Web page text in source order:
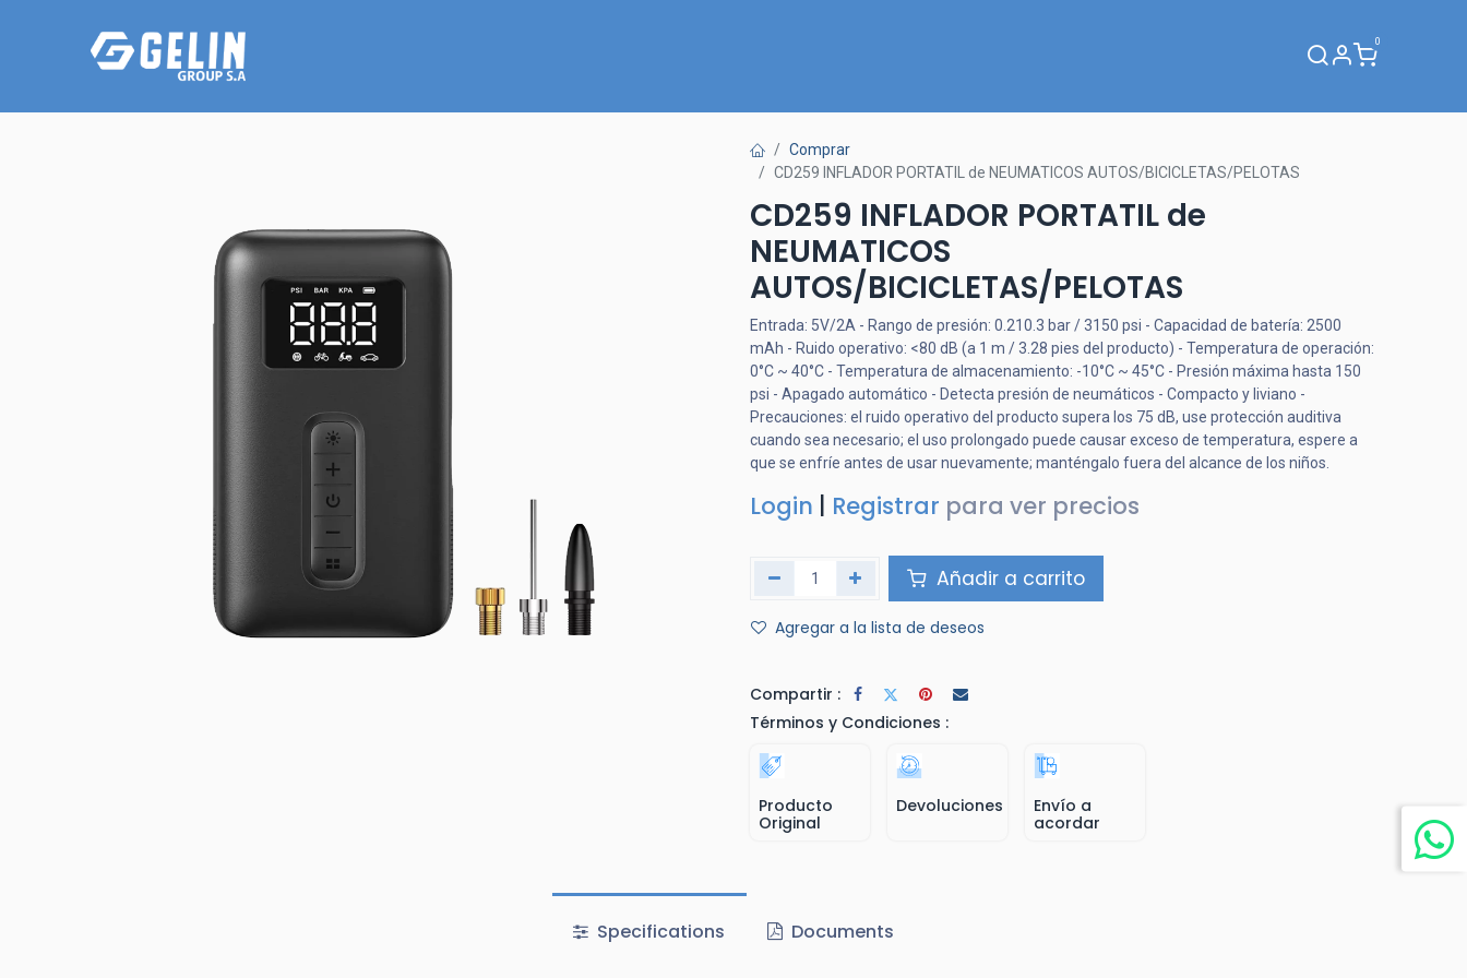
0
Comprar
CD259 INFLADOR PORTATIL de NEUMATICOS AUTOS/BICICLETAS/PELOTAS
CD259 INFLADOR PORTATIL de
NEUMATICOS
AUTOS/BICICLETAS/PELOTAS
Entrada: 5V/2A - Rango de presión: 0.210.3 bar / 3150 psi - Capacidad de batería: 2500
mAh - Ruido operativo: <80 dB (a 1 m / 3.28 pies del producto) - Temperatura de operación:
0°C ~ 40°C - Temperatura de almacenamiento: -10°C ~ 45°C - Presión máxima hasta 150
psi - Apagado automático - Detecta presión de neumáticos - Compacto y liviano -
Precauciones: el ruido operativo del producto supera los 75 dB, use protección auditiva
cuando sea necesario; el uso prolongado puede causar exceso de temperatura, espere a
que se enfríe antes de usar nuevamente; manténgalo fuera del alcance de los niños.
Login Registrar para ver precios
Añadir a carrito
Agregar a la lista de deseos
Compartir :
Términos y Condiciones :
Producto
Original
Devoluciones
Envío a
acordar
Specifications Documents